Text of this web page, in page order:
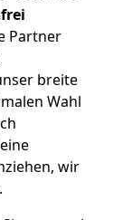
Partner
breite
Wahl
wir